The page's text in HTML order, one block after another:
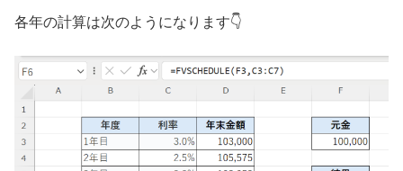
各年の計算は次のようになります👇